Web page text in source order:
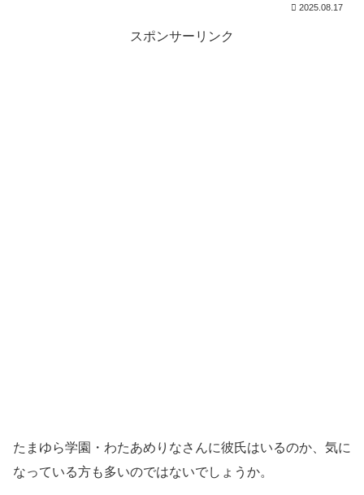
2025.08.17
スポンサーリンク
たまゆら学園・わたあめりなさんに彼氏はいるのか、気に
なっている方も多いのではないでしょうか。